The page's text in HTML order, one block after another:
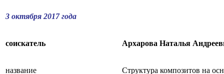
3 октября 2017 года
соискатель Архарова Наталья
название Структура композитов на